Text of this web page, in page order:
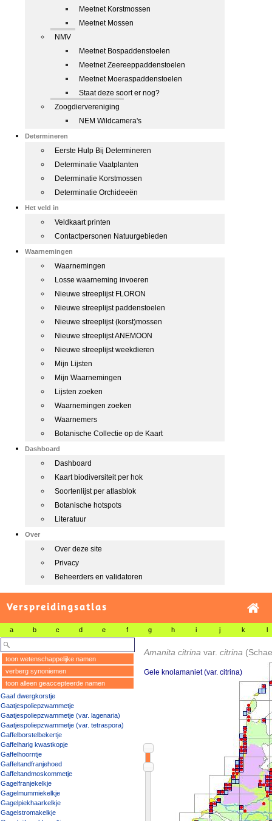
Meetnet Korstmossen
Meetnet Mossen
NMV
Meetnet Bospaddenstoelen
Meetnet Zeereeppaddenstoelen
Meetnet Moeraspaddenstoelen
Staat deze soort er nog?
Zoogdiervereniging
NEM Wildcamera's
Determineren
Eerste Hulp Bij Determineren
Determinatie Vaatplanten
Determinatie Korstmossen
Determinatie Orchideeën
Het veld in
Veldkaart printen
Contactpersonen Natuurgebieden
Waarnemingen
Waarnemingen
Losse waarneming invoeren
Nieuwe streeplijst FLORON
Nieuwe streeplijst paddenstoelen
Nieuwe streeplijst (korst)mossen
Nieuwe streeplijst ANEMOON
Nieuwe streeplijst weekdieren
Mijn Lijsten
Mijn Waarnemingen
Lijsten zoeken
Waarnemingen zoeken
Waarnemers
Botanische Collectie op de Kaart
Dashboard
Dashboard
Kaart biodiversiteit per hok
Soortenlijst per atlasblok
Botanische hotspots
Literatuur
Over
Over deze site
Privacy
Beheerders en validatoren
Verspreidingsatlas
a b c d e f g h i j k l
toon wetenschappelijke namen
verberg synoniemen
toon alleen geaccepteerde namen
Gaaf dwergkorstje
Gaatjespoliepzwammetje
Gaatjespoliepzwammetje (var. lagenaria)
Gaatjespoliepzwammetje (var. tetraspora)
Gaffelborstelbekertje
Gaffelharig kwastkopje
Gaffelhoorntje
Gaffeltandfranjehoed
Gaffeltandmoskommetje
Gagelfranjekelkje
Gagelmummiekelkje
Gagelpiekhaarkelkje
Gagelstromakelkje
Amanita citrina var. citrina
Gele knolamaniet (var. citrina)